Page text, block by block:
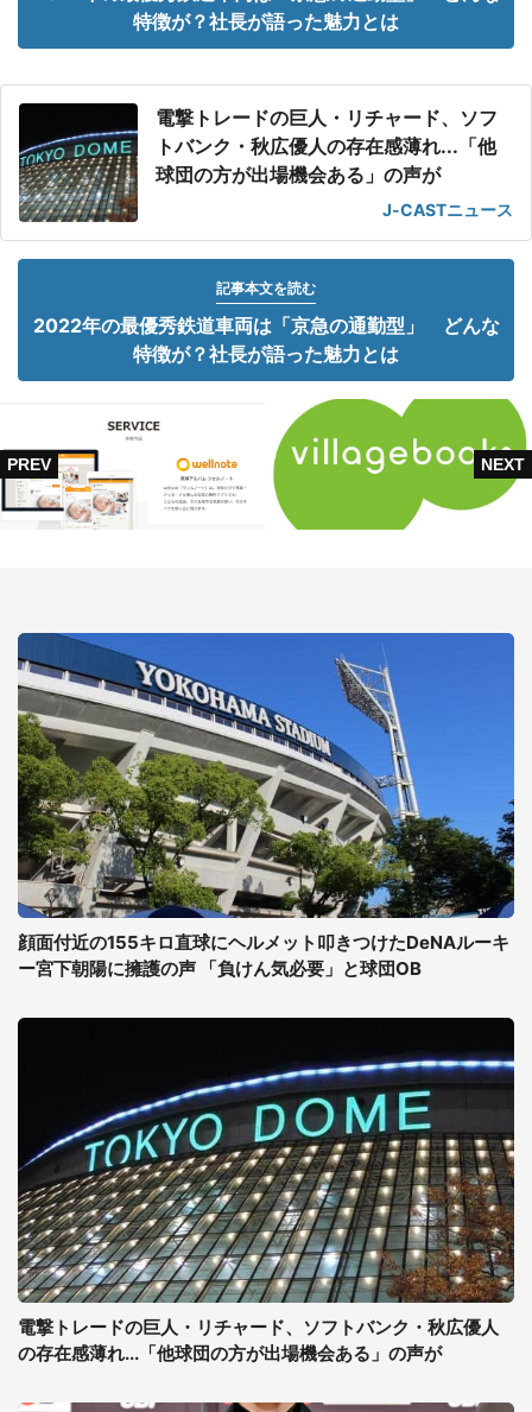
特徴が？社長が語った魅力とは
電撃トレードの巨人・リチャード、ソフ
トバンク・秋広優人の存在感薄れ...「他
球団の方が出場機会ある」の声が
J-CASTニュース
記事本文を読む
2022年の最優秀鉄道車両は「京急の通勤型」 どんな
特徴が？社長が語った魅力とは
顔面付近の155キロ直球にヘルメット叩きつけたDeNAルーキ
ー宮下朝陽に擁護の声 「負けん気必要」と球団OB
電撃トレードの巨人・リチャード、ソフトバンク・秋広優人
の存在感薄れ...「他球団の方が出場機会ある」の声が